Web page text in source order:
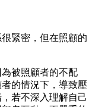
緊密，但在照顧的
被照顧者的不配
的情況下，導致壓
若不深入理解自己